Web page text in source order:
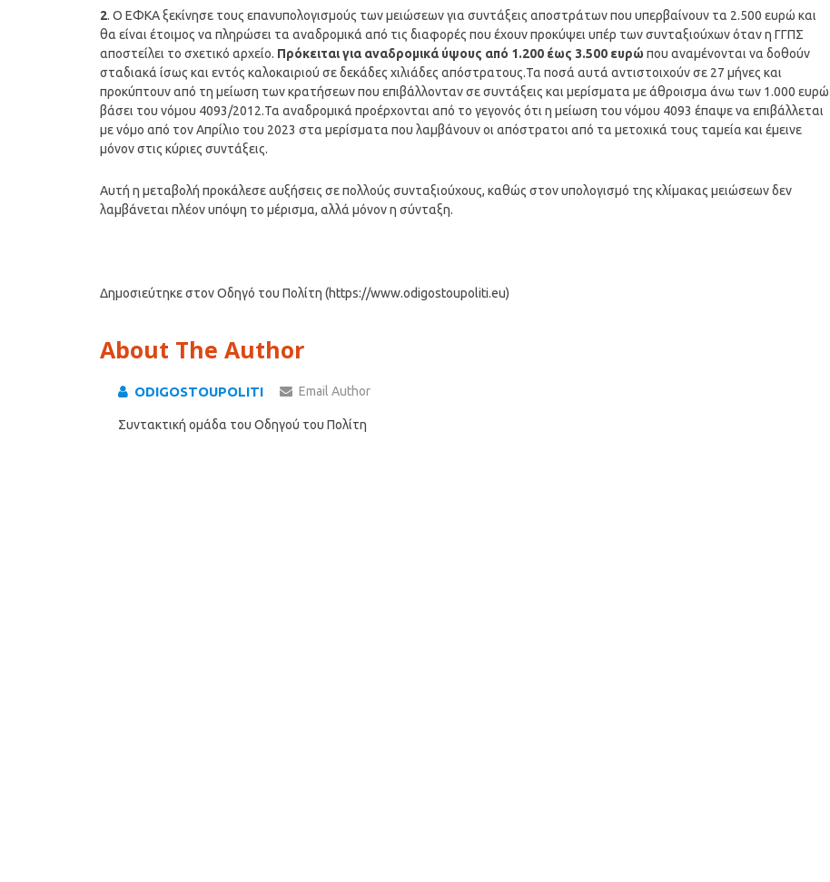
2. Ο ΕΦΚΑ ξεκίνησε τους επανυπολογισμούς των μειώσεων για συντάξεις αποστράτων που υπερβαίνουν τα 2.500 ευρώ και
θα είναι έτοιμος να πληρώσει τα αναδρομικά από τις διαφορές που έχουν προκύψει υπέρ των συνταξιούχων όταν η ΓΓΠΣ
αποστείλει το σχετικό αρχείο. Πρόκειται για αναδρομικά ύψους από 1.200 έως 3.500 ευρώ που αναμένονται να δοθούν
σταδιακά ίσως και εντός καλοκαιριού σε δεκάδες χιλιάδες απόστρατους.Τα ποσά αυτά αντιστοιχούν σε 27 μήνες και
προκύπτουν από τη μείωση των κρατήσεων που επιβάλλονταν σε συντάξεις και μερίσματα με άθροισμα άνω των 1.000 ευρώ
βάσει του νόμου 4093/2012.Τα αναδρομικά προέρχονται από το γεγονός ότι η μείωση του νόμου 4093 έπαψε να επιβάλλεται
με νόμο από τον Απρίλιο του 2023 στα μερίσματα που λαμβάνουν οι απόστρατοι από τα μετοχικά τους ταμεία και έμεινε
μόνον στις κύριες συντάξεις.
Αυτή η μεταβολή προκάλεσε αυξήσεις σε πολλούς συνταξιούχους, καθώς στον υπολογισμό της κλίμακας μειώσεων δεν
λαμβάνεται πλέον υπόψη το μέρισμα, αλλά μόνον η σύνταξη.
Δημοσιεύτηκε στον Οδηγό του Πολίτη (https://www.odigostoupoliti.eu)
About The Author
ODIGOSTOUPOLITI Email Author
Συντακτική ομάδα του Οδηγού του Πολίτη